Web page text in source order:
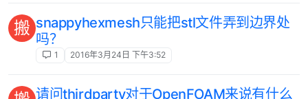
搬 snappyhexmesh只能把stl文件弄到边界处
吗？
1 2016年3月24日 下午3:52
请问thirdparty对于OpenFOAM来说有什么